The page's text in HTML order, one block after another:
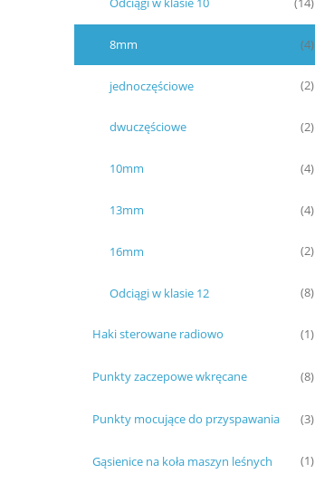
8mm (4)
jednoczęściowe (2)
dwuczęściowe (2)
10mm (4)
13mm (4)
16mm (2)
Odciągi w klasie 12 (8)
Haki sterowane radiowo (1)
Punkty zaczepowe wkręcane (8)
Punkty mocujące do przyspawania (3)
Gąsienice na koła maszyn leśnych (1)